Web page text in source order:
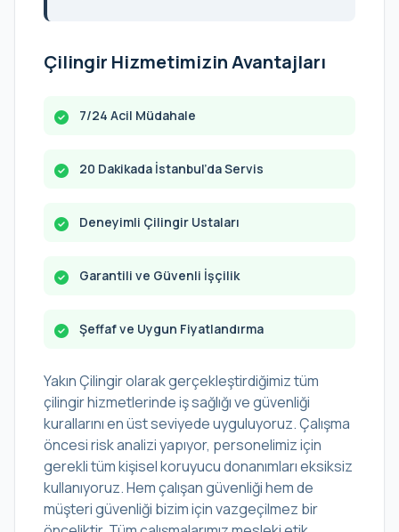
Çilingir Hizmetimizin Avantajları
7/24 Acil Müdahale
20 Dakikada İstanbul’da Servis
Deneyimli Çilingir Ustaları
Garantili ve Güvenli İşçilik
Şeffaf ve Uygun Fiyatlandırma
Yakın Çilingir olarak gerçekleştirdiğimiz tüm
çilingir hizmetlerinde iş sağlığı ve güvenliği
kurallarını en üst seviyede uyguluyoruz. Çalışma
öncesi risk analizi yapıyor, personelimiz için
gerekli tüm kişisel koruyucu donanımları eksiksiz
kullanıyoruz. Hem çalışan güvenliği hem de
müşteri güvenliği bizim için vazgeçilmez bir